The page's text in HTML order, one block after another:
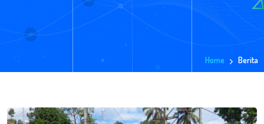
Home Berita